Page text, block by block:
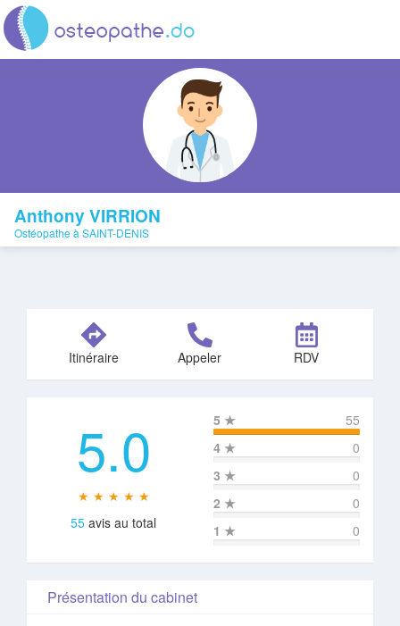
Anthony VIRRION
Ostéopathe à SAINT-DENIS
Itinéraire Appeler RDV
5.0
★ ★ ★ ★ ★
55 avis au total
5 ★
55
4 ★
0
3 ★
0
2 ★
0
1 ★ 0
Présentation du cabinet